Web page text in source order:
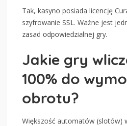
Tak, kasyno posiada licencję
szyfrowanie SSL. Ważne jest
zasad odpowiedzialnej gry.
Jakie gry
100% do
obrotu?
Większość automatów (slotów)